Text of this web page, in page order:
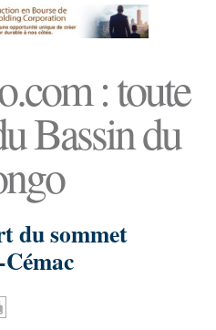
: toute
Bassin du
du sommet